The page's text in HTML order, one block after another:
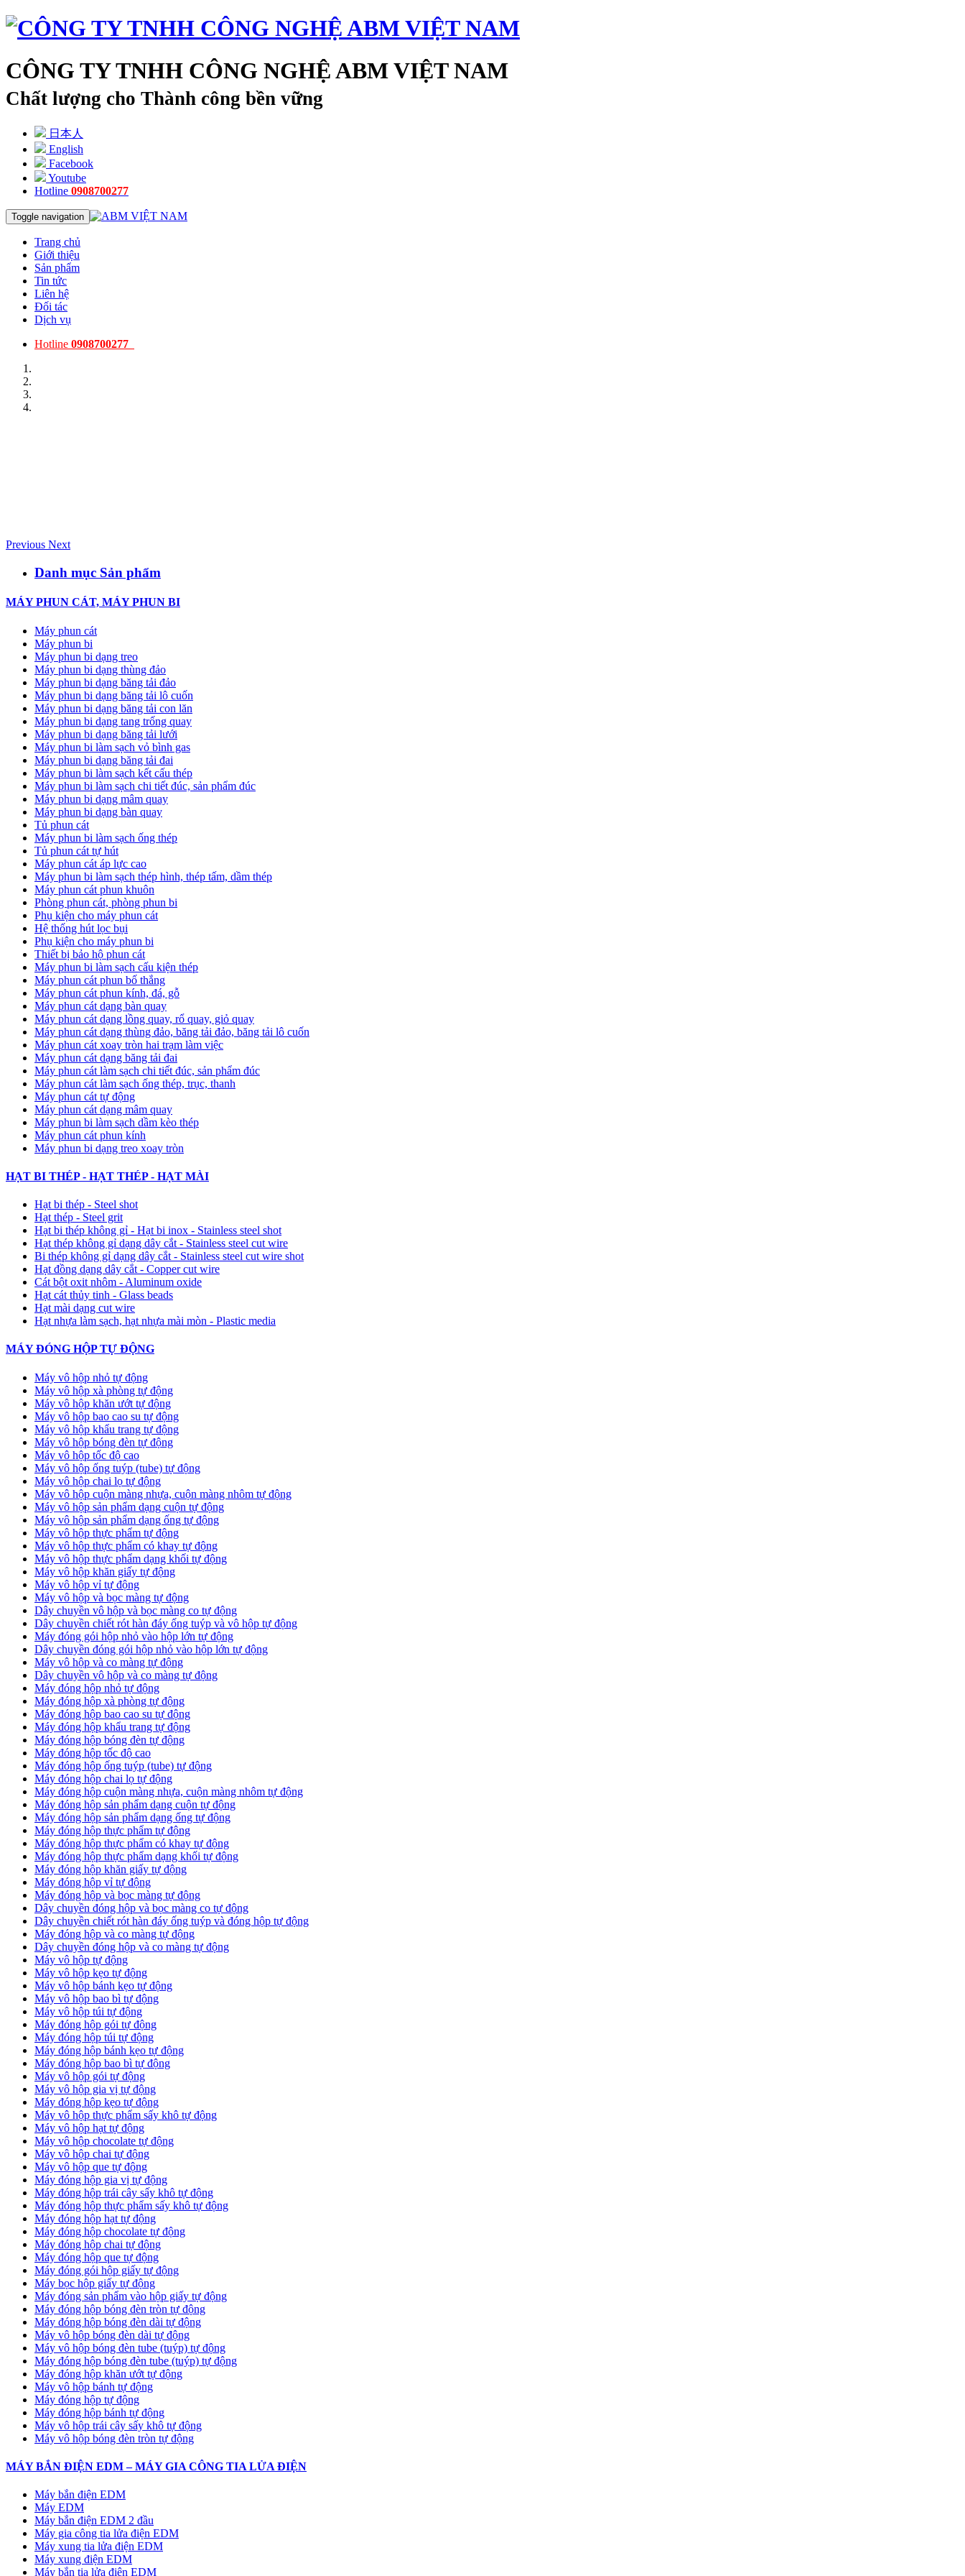
CÔNG TY TNHH CÔNG NGHỆ ABM VIỆT NAM
Chất lượng cho Thành công bền vững
日本人
English
Facebook
Youtube
Hotline 0908700277
Toggle navigation
Trang chủ
Giới thiệu
Sản phẩm
Tin tức
Liên hệ
Đối tác
Dịch vụ
Hotline 0908700277
Previous Next
Danh mục Sản phẩm
MÁY PHUN CÁT, MÁY PHUN BI
Máy phun cát
Máy phun bi
Máy phun bi dạng treo
Máy phun bi dạng thùng đảo
Máy phun bi dạng băng tải đảo
Máy phun bi dạng băng tải lô cuốn
Máy phun bi dạng băng tải con lăn
Máy phun bi dạng tang trống quay
Máy phun bi dạng băng tải lưới
Máy phun bi làm sạch vỏ bình gas
Máy phun bi dạng băng tải đai
Máy phun bi làm sạch kết cấu thép
Máy phun bi làm sạch chi tiết đúc, sản phẩm đúc
Máy phun bi dạng mâm quay
Máy phun bi dạng bàn quay
Tủ phun cát
Máy phun bi làm sạch ống thép
Tủ phun cát tự hút
Máy phun cát áp lực cao
Máy phun bi làm sạch thép hình, thép tấm, dầm thép
Máy phun cát phun khuôn
Phòng phun cát, phòng phun bi
Phụ kiện cho máy phun cát
Hệ thống hút lọc bụi
Phụ kiện cho máy phun bi
Thiết bị bảo hộ phun cát
Máy phun bi làm sạch cấu kiện thép
Máy phun cát phun bố thắng
Máy phun cát phun kính, đá, gỗ
Máy phun cát dạng bàn quay
Máy phun cát dạng lồng quay, rổ quay, giỏ quay
Máy phun cát dạng thùng đảo, băng tải đảo, băng tải lô cuốn
Máy phun cát xoay tròn hai trạm làm việc
Máy phun cát dạng băng tải đai
​Máy phun cát làm sạch chi tiết đúc, sản phẩm đúc
Máy phun cát làm sạch ống thép, trục, thanh
Máy phun cát tự động
​Máy phun cát dạng mâm quay
Máy phun bi làm sạch dầm kèo thép
Máy phun cát phun kính
Máy phun bi dạng treo xoay tròn
HẠT BI THÉP - HẠT THÉP - HẠT MÀI
Hạt bi thép - Steel shot
Hạt thép - Steel grit
Hạt bi thép không gỉ - Hạt bi inox - Stainless steel shot
Hạt thép không gỉ dạng dây cắt - Stainless steel cut wire
Bi thép không gỉ dạng dây cắt - Stainless steel cut wire shot
Hạt đồng dạng dây cắt - Copper cut wire
Cát bột oxit nhôm - Aluminum oxide
Hạt cát thủy tinh - Glass beads
Hạt mài dạng cut wire
Hạt nhựa làm sạch, hạt nhựa mài mòn - Plastic media
MÁY ĐÓNG HỘP TỰ ĐỘNG
Máy vô hộp nhỏ tự động
Máy vô hộp xà phòng tự động
Máy vô hộp khăn ướt tự động
Máy vô hộp bao cao su tự động
Máy vô hộp khẩu trang tự động
Máy vô hộp bóng đèn tự động
Máy vô hộp tốc độ cao
Máy vô hộp ống tuýp (tube) tự động
Máy vô hộp chai lọ tự động
Máy vô hộp cuộn màng nhựa, cuộn màng nhôm tự động
Máy vô hộp sản phẩm dạng cuộn tự động
Máy vô hộp sản phẩm dạng ống tự động
Máy vô hộp thực phẩm tự động
Máy vô hộp thực phẩm có khay tự động
Máy vô hộp thực phẩm dạng khối tự động
Máy vô hộp khăn giấy tự động
Máy vô hộp vỉ tự động
Máy vô hộp và bọc màng tự động
Dây chuyền vô hộp và bọc màng co tự động
Dây chuyền chiết rót hàn đáy ống tuýp và vô hộp tự động
Máy đóng gói hộp nhỏ vào hộp lớn tự động
Dây chuyền đóng gói hộp nhỏ vào hộp lớn tự động
Máy vô hộp và co màng tự động
Dây chuyền vô hộp và co màng tự động
Máy đóng hộp nhỏ tự động
Máy đóng hộp xà phòng tự động
Máy đóng hộp bao cao su tự động
Máy đóng hộp khẩu trang tự động
Máy đóng hộp bóng đèn tự động
Máy đóng hộp tốc độ cao
Máy đóng hộp ống tuýp (tube) tự động
Máy đóng hộp chai lọ tự động
Máy đóng hộp cuộn màng nhựa, cuộn màng nhôm tự động
Máy đóng hộp sản phẩm dạng cuộn tự động
Máy đóng hộp sản phẩm dạng ống tự động
Máy đóng hộp thực phẩm tự động
Máy đóng hộp thực phẩm có khay tự động
Máy đóng hộp thực phẩm dạng khối tự động
Máy đóng hộp khăn giấy tự động
Máy đóng hộp vỉ tự động
Máy đóng hộp và bọc màng tự động
Dây chuyền đóng hộp và bọc màng co tự động
Dây chuyền chiết rót hàn đáy ống tuýp và đóng hộp tự động
Máy đóng hộp và co màng tự động
Dây chuyền đóng hộp và co màng tự động
Máy vô hộp tự động
Máy vô hộp kẹo tự động
Máy vô hộp bánh kẹo tự động
Máy vô hộp bao bì tự động
Máy vô hộp túi tự động
Máy đóng hộp gói tự động
Máy đóng hộp túi tự động
Máy đóng hộp bánh kẹo tự động
Máy đóng hộp bao bì tự động
Máy vô hộp gói tự động
Máy vô hộp gia vị tự động
Máy đóng hộp kẹo tự động
Máy vô hộp thực phẩm sấy khô tự động
Máy vô hộp hạt tự động
Máy vô hộp chocolate tự động
Máy vô hộp chai tự động
Máy vô hộp que tự động
Máy đóng hộp gia vị tự động
Máy đóng hộp trái cây sấy khô tự động
Máy đóng hộp thực phẩm sấy khô tự động
Máy đóng hộp hạt tự động
Máy đóng hộp chocolate tự động
Máy đóng hộp chai tự động
Máy đóng hộp que tự động
Máy đóng gói hộp giấy tự động
Máy bọc hộp giấy tự động
Máy đóng sản phẩm vào hộp giấy tự động
Máy đóng hộp bóng đèn tròn tự động
Máy đóng hộp bóng đèn dài tự động
Máy vô hộp bóng đèn dài tự động
Máy vô hộp bóng đèn tube (tuýp) tự động
Máy đóng hộp bóng đèn tube (tuýp) tự động
Máy đóng hộp khăn ướt tự động
Máy vô hộp bánh tự động
Máy đóng hộp tự động
Máy đóng hộp bánh tự động
Máy vô hộp trái cây sấy khô tự động
Máy vô hộp bóng đèn tròn tự động
MÁY BẮN ĐIỆN EDM – MÁY GIA CÔNG TIA LỬA ĐIỆN
Máy bắn điện EDM
Máy EDM
Máy bắn điện EDM 2 đầu
Máy gia công tia lửa điện EDM
Máy xung tia lửa điện EDM
Máy xung điện EDM
Máy bắn tia lửa điện EDM